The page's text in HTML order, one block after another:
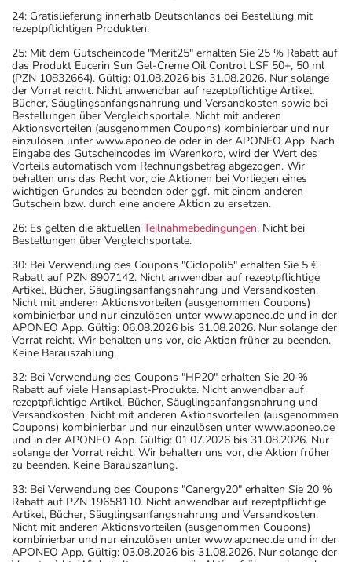
24: Gratislieferung innerhalb Deutschlands bei Bestellung mit
rezeptpflichtigen Produkten.
25: Mit dem Gutscheincode "Merit25" erhalten Sie 25 % Rabatt auf
das Produkt Eucerin Sun Gel-Creme Oil Control LSF 50+, 50 ml
(PZN 10832664). Gültig: 01.08.2026 bis 31.08.2026. Nur solange
der Vorrat reicht. Nicht anwendbar auf rezeptpflichtige Artikel,
Bücher, Säuglingsanfangsnahrung und Versandkosten sowie bei
Bestellungen über Vergleichsportale. Nicht mit anderen
Aktionsvorteilen (ausgenommen Coupons) kombinierbar und nur
einzulösen unter www.aponeo.de oder in der APONEO App. Nach
Eingabe des Gutscheincodes im Warenkorb, wird der Wert des
Vorteils automatisch vom Rechnungsbetrag abgezogen. Wir
behalten uns das Recht vor, die Aktionen bei Vorliegen eines
wichtigen Grundes zu beenden oder ggf. mit einem anderen
Gutschein bzw. durch eine andere Aktion zu ersetzen.
26: Es gelten die aktuellen Teilnahmebedingungen. Nicht bei
Bestellungen über Vergleichsportale.
30: Bei Verwendung des Coupons "Ciclopoli5" erhalten Sie 5 €
Rabatt auf PZN 8907142. Nicht anwendbar auf rezeptpflichtige
Artikel, Bücher, Säuglingsanfangsnahrung und Versandkosten.
Nicht mit anderen Aktionsvorteilen (ausgenommen Coupons)
kombinierbar und nur einzulösen unter www.aponeo.de und in der
APONEO App. Gültig: 06.08.2026 bis 31.08.2026. Nur solange der
Vorrat reicht. Wir behalten uns vor, die Aktion früher zu beenden.
Keine Barauszahlung.
32: Bei Verwendung des Coupons "HP20" erhalten Sie 20 %
Rabatt auf viele Hansaplast-Produkte. Nicht anwendbar auf
rezeptpflichtige Artikel, Bücher, Säuglingsanfangsnahrung und
Versandkosten. Nicht mit anderen Aktionsvorteilen (ausgenommen
Coupons) kombinierbar und nur einzulösen unter www.aponeo.de
und in der APONEO App. Gültig: 01.07.2026 bis 31.08.2026. Nur
solange der Vorrat reicht. Wir behalten uns vor, die Aktion früher
zu beenden. Keine Barauszahlung.
33: Bei Verwendung des Coupons "Canergy20" erhalten Sie 20 %
Rabatt auf PZN 19658110. Nicht anwendbar auf rezeptpflichtige
Artikel, Bücher, Säuglingsanfangsnahrung und Versandkosten.
Nicht mit anderen Aktionsvorteilen (ausgenommen Coupons)
kombinierbar und nur einzulösen unter www.aponeo.de und in der
APONEO App. Gültig: 03.08.2026 bis 31.08.2026. Nur solange der